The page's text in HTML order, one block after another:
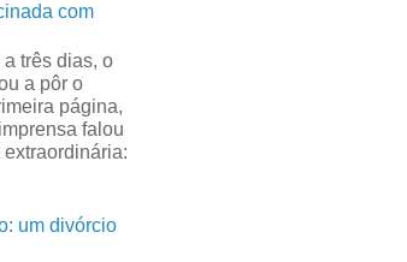
com
três dias, o
a pôr o
página,
falou
um divórcio